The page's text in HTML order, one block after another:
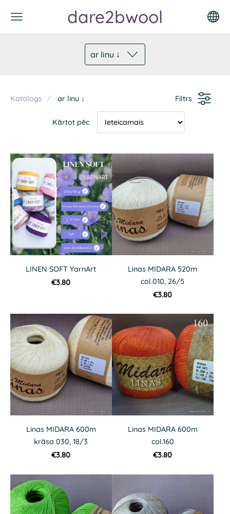
dare2bwool
ar linu ↓
Katalogs ar linu ↓ Filtrs
Kārtot pēc
LINEN SOFT YarnArt
€3.80
Linas MIDARA 520m
col.010, 26/5
€3.80
Linas MIDARA 600m
krāsa 030, 18/3
€3.80
Linas MIDARA 600m
col.160
€3.80